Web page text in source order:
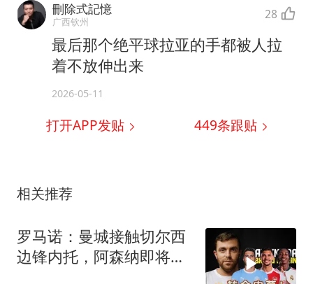
刪除式記憶
广西钦州 28
最后那个绝平球拉亚的手都被人拉
着不放伸出来
2026-05-11
打开APP发贴 449条跟贴
相关推荐
罗马诺：曼城接触切尔西
边锋内托，阿森纳即将敲